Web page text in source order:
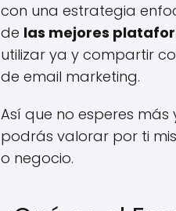
con una estrategia
de las mejores
utilizar ya y compartir
de email marketing.
Así que no esperes
podrás valorar por ti
o negocio.